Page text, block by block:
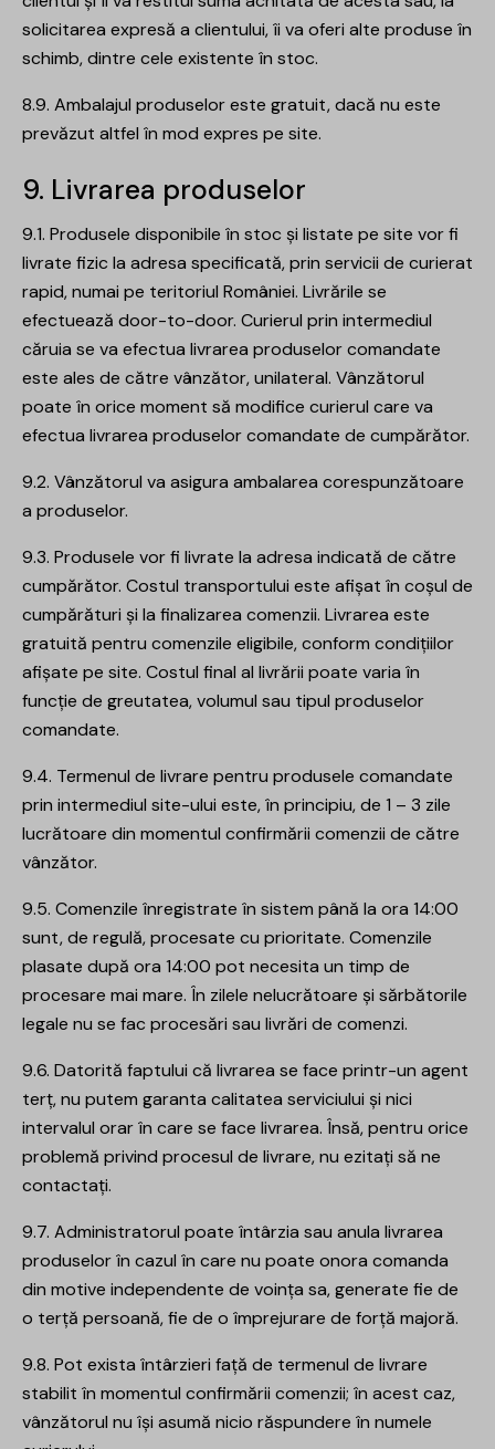
solicitarea expresă a clientului, îi va oferi alte produse în
schimb, dintre cele existente în stoc.
8.9. Ambalajul produselor este gratuit, dacă nu este
prevăzut altfel în mod expres pe site.
9. Livrarea produselor
9.1. Produsele disponibile în stoc și listate pe site vor fi
livrate fizic la adresa specificată, prin servicii de curierat
rapid, numai pe teritoriul României. Livrările se
efectuează door-to-door. Curierul prin intermediul
căruia se va efectua livrarea produselor comandate
este ales de către vânzător, unilateral. Vânzătorul
poate în orice moment să modifice curierul care va
efectua livrarea produselor comandate de cumpărător.
9.2. Vânzătorul va asigura ambalarea corespunzătoare
a produselor.
9.3. Produsele vor fi livrate la adresa indicată de către
cumpărător. Costul transportului este afișat în coșul de
cumpărături și la finalizarea comenzii. Livrarea este
gratuită pentru comenzile eligibile, conform condițiilor
afișate pe site. Costul final al livrării poate varia în
funcție de greutatea, volumul sau tipul produselor
comandate.
9.4. Termenul de livrare pentru produsele comandate
prin intermediul site-ului este, în principiu, de 1 – 3 zile
lucrătoare din momentul confirmării comenzii de către
vânzător.
9.5. Comenzile înregistrate în sistem până la ora 14:00
sunt, de regulă, procesate cu prioritate. Comenzile
plasate după ora 14:00 pot necesita un timp de
procesare mai mare. În zilele nelucrătoare și sărbătorile
legale nu se fac procesări sau livrări de comenzi.
9.6. Datorită faptului că livrarea se face printr-un agent
terț, nu putem garanta calitatea serviciului și nici
intervalul orar în care se face livrarea. Însă, pentru orice
problemă privind procesul de livrare, nu ezitați să ne
contactați.
9.7. Administratorul poate întârzia sau anula livrarea
produselor în cazul în care nu poate onora comanda
din motive independente de voința sa, generate fie de
o terță persoană, fie de o împrejurare de forță majoră.
9.8. Pot exista întârzieri față de termenul de livrare
stabilit în momentul confirmării comenzii; în acest caz,
vânzătorul nu își asumă nicio răspundere în numele